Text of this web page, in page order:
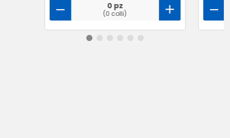
0 pz
(0 colli)